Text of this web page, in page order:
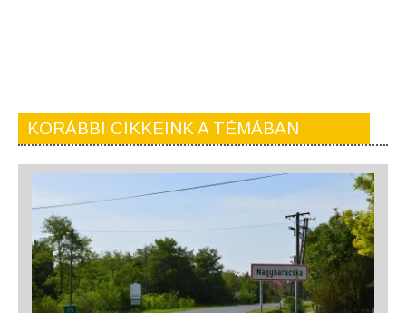
KORÁBBI CIKKEINK A TÉMÁBAN